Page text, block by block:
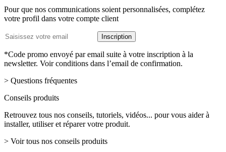
Pour que nos communications soient personnalisées, complétez
votre profil dans votre compte client
Adresse
Inscription
*Code promo envoyé par email suite à votre inscription à la
newsletter. Voir conditions dans l’email de confirmation.
> Questions fréquentes
Conseils produits
Retrouvez tous nos conseils, tutoriels, vidéos... pour vous aider à
installer, utiliser et réparer votre produit.
> Voir tous nos conseils produits